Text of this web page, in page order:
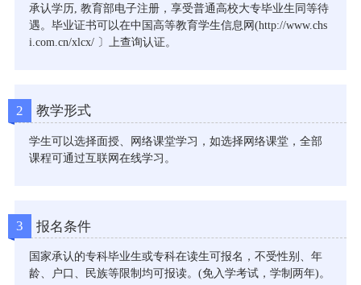
承认学历, 教育部电子注册，享受普通高校大专毕业生同等待
遇。毕业证书可以在中国高等教育学生信息网(http://www.chs
i.com.cn/xlcx/ 〕上查询认证。
2 教学形式
学生可以选择面授、网络课堂学习，如选择网络课堂，全部
课程可通过互联网在线学习。
3 报名条件
国家承认的专科毕业生或专科在读生可报名，不受性别、年
龄、户口、民族等限制均可报读。(免入学考试，学制两年)。